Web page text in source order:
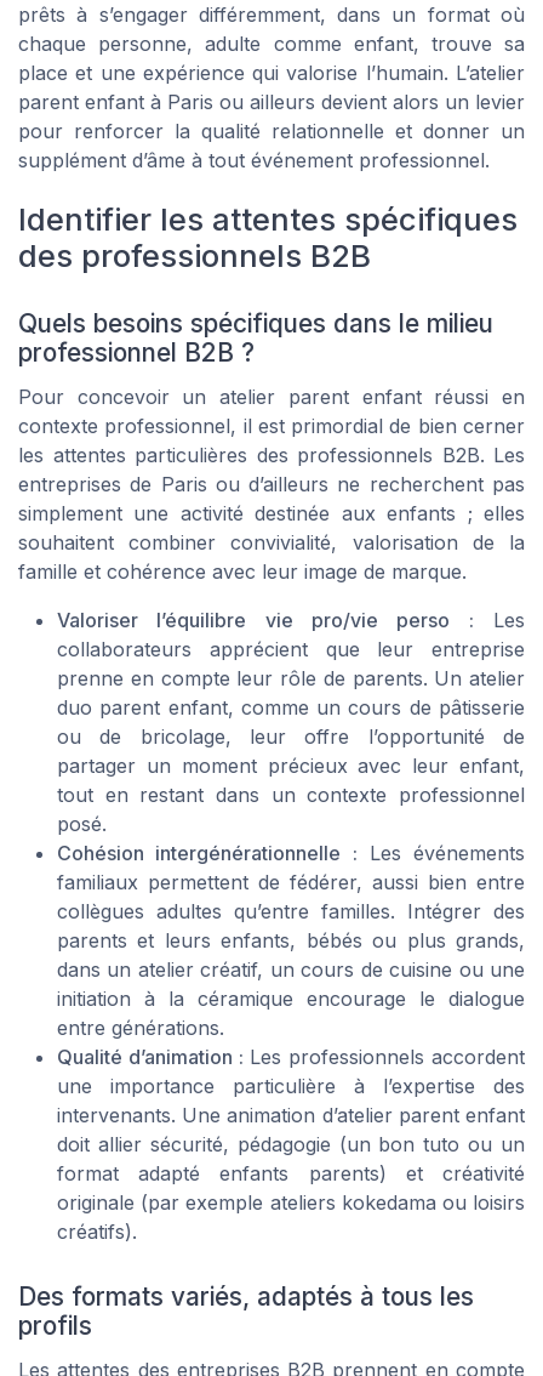
prêts à s’engager différemment, dans un format où
chaque personne, adulte comme enfant, trouve sa
place et une expérience qui valorise l’humain. L’atelier
parent enfant à Paris ou ailleurs devient alors un levier
pour renforcer la qualité relationnelle et donner un
supplément d’âme à tout événement professionnel.
Identifier les attentes spécifiques
des professionnels B2B
Quels besoins spécifiques dans le milieu
professionnel B2B ?
Pour concevoir un atelier parent enfant réussi en
contexte professionnel, il est primordial de bien cerner
les attentes particulières des professionnels B2B. Les
entreprises de Paris ou d’ailleurs ne recherchent pas
simplement une activité destinée aux enfants ; elles
souhaitent combiner convivialité, valorisation de la
famille et cohérence avec leur image de marque.
Valoriser l’équilibre vie pro/vie perso : Les
collaborateurs apprécient que leur entreprise
prenne en compte leur rôle de parents. Un atelier
duo parent enfant, comme un cours de pâtisserie
ou de bricolage, leur offre l’opportunité de
partager un moment précieux avec leur enfant,
tout en restant dans un contexte professionnel
posé.
Cohésion intergénérationnelle : Les événements
familiaux permettent de fédérer, aussi bien entre
collègues adultes qu’entre familles. Intégrer des
parents et leurs enfants, bébés ou plus grands,
dans un atelier créatif, un cours de cuisine ou une
initiation à la céramique encourage le dialogue
entre générations.
Qualité d’animation : Les professionnels accordent
une importance particulière à l’expertise des
intervenants. Une animation d’atelier parent enfant
doit allier sécurité, pédagogie (un bon tuto ou un
format adapté enfants parents) et créativité
originale (par exemple ateliers kokedama ou loisirs
créatifs).
Des formats variés, adaptés à tous les
profils
Les attentes des entreprises B2B prennent en compte